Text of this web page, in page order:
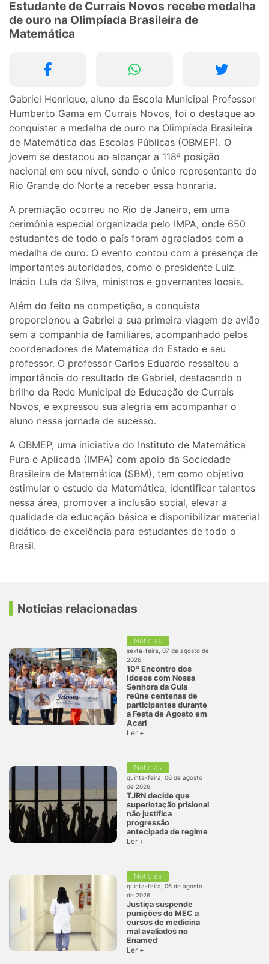
Estudante de Currais Novos recebe medalha
de ouro na Olimpíada Brasileira de
Matemática
Gabriel Henrique, aluno da Escola Municipal Professor
Humberto Gama em Currais Novos, foi o destaque ao
conquistar a medalha de ouro na Olimpíada Brasileira
de Matemática das Escolas Públicas (OBMEP). O
jovem se destacou ao alcançar a 118ª posição
nacional em seu nível, sendo o único representante do
Rio Grande do Norte a receber essa honraria.
A premiação ocorreu no Rio de Janeiro, em uma
cerimônia especial organizada pelo IMPA, onde 650
estudantes de todo o país foram agraciados com a
medalha de ouro. O evento contou com a presença de
importantes autoridades, como o presidente Luiz
Inácio Lula da Silva, ministros e governantes locais.
Além do feito na competição, a conquista
proporcionou a Gabriel a sua primeira viagem de avião
sem a companhia de familiares, acompanhado pelos
coordenadores de Matemática do Estado e seu
professor. O professor Carlos Eduardo ressaltou a
importância do resultado de Gabriel, destacando o
brilho da Rede Municipal de Educação de Currais
Novos, e expressou sua alegria em acompanhar o
aluno nessa jornada de sucesso.
A OBMEP, uma iniciativa do Instituto de Matemática
Pura e Aplicada (IMPA) com apoio da Sociedade
Brasileira de Matemática (SBM), tem como objetivo
estimular o estudo da Matemática, identificar talentos
nessa área, promover a inclusão social, elevar a
qualidade da educação básica e disponibilizar material
didático de excelência para estudantes de todo o
Brasil.
Notícias relacionadas
Notícias
sexta-feira, 07 de agosto de
2026
10º Encontro dos
Idosos com Nossa
Senhora da Guia
reúne centenas de
participantes durante
a Festa de Agosto em
Acari
Ler +
Notícias
quinta-feira, 06 de agosto
de 2026
TJRN decide que
superlotação prisional
não justifica
progressão
antecipada de regime
Ler +
Notícias
quinta-feira, 06 de agosto
de 2026
Justiça suspende
punições do MEC a
cursos de medicina
mal avaliados no
Enamed
Ler +